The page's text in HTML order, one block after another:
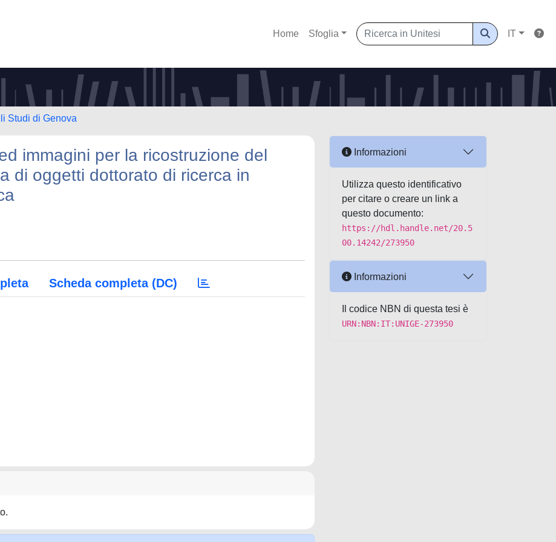
Home Sfoglia IT
Studi di Genova
immagini per la ricostruzione del
di oggetti dottorato di ricerca in
Scheda completa (DC)
Informazioni
Utilizza questo identificativo
per citare o creare un link a
questo documento:
https://hdl.handle.net/20.5
00.14242/273950
Informazioni
Il codice NBN di questa tesi è
URN:NBN:IT:UNIGE-273950